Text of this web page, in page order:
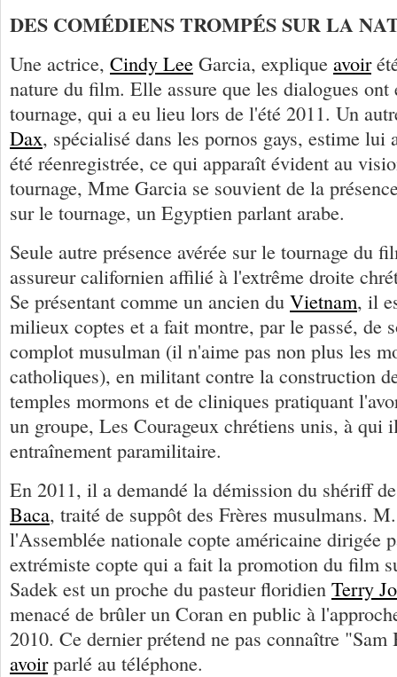
DES COMÉDIENS TROMPÉS SUR LA
Une actrice, Cindy Lee Garcia, explique avoir
nature du film. Elle assure que les dialogues ont
tournage, qui a eu lieu lors de l'été 2011. Un
Dax, spécialisé dans les pornos gays, estime lui
été réenregistrée, ce qui apparaît évident au
tournage, Mme Garcia se souvient de la
sur le tournage, un Egyptien parlant arabe.
Seule autre présence avérée sur le tournage du
assureur californien affilié à l'extrême droite
Se présentant comme un ancien du Vietnam, il
milieux coptes et a fait montre, par le passé, de
complot musulman (il n'aime pas non plus les
catholiques), en militant contre la construction
temples mormons et de cliniques pratiquant
un groupe, Les Courageux chrétiens unis, à qui
entraînement paramilitaire.
En 2011, il a demandé la démission du shériff
Baca, traité de suppôt des Frères musulmans.
l'Assemblée nationale copte américaine dirigée
extrémiste copte qui a fait la promotion du film
Sadek est un proche du pasteur floridien Terry
menacé de brûler un Coran en public à
2010. Ce dernier prétend ne pas connaître
avoirparlé au téléphone.